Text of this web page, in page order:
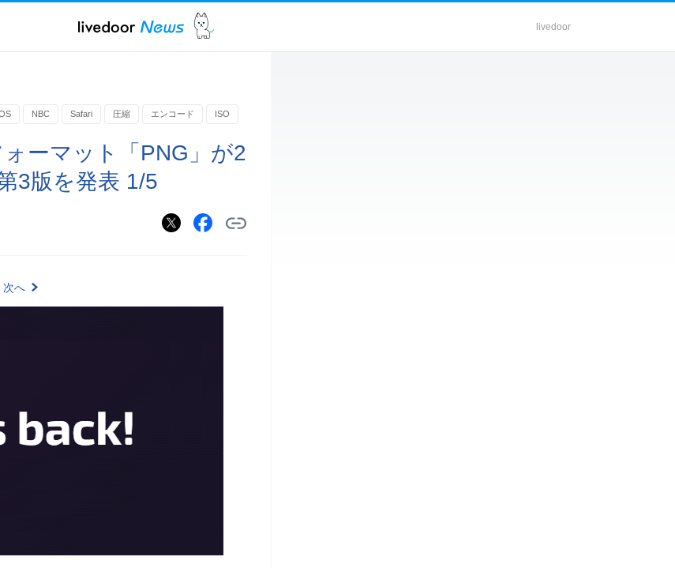
livedoor
NBC Safari 圧縮 エンコード ISO
ォーマット「PNG」が2
3版を発表 1/5
次へ